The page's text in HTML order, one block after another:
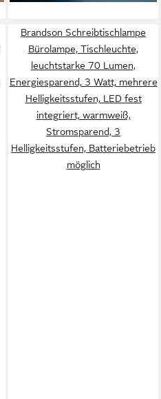
Brandson Schreibtischlampe
Bürolampe, Tischleuchte,
leuchtstarke 70 Lumen,
Energiesparend, 3 Watt, mehrere
Helligkeitsstufen, LED fest
integriert, warmweiß,
Stromsparend, 3
Helligkeitsstufen, Batteriebetrieb
möglich